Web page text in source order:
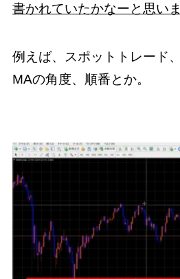
書かれていたかなーと思いま
例えば、スポットトレード
MAの角度、順番とか。